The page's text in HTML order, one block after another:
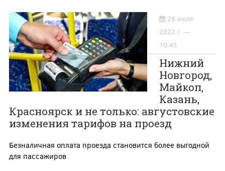
28 июля
2022 г. —
10:45
Нижний
Новгород,
Майкоп,
Казань,
Красноярск и не только: августовские
изменения тарифов на проезд
Безналичная оплата проезда становится более выгодной
для пассажиров